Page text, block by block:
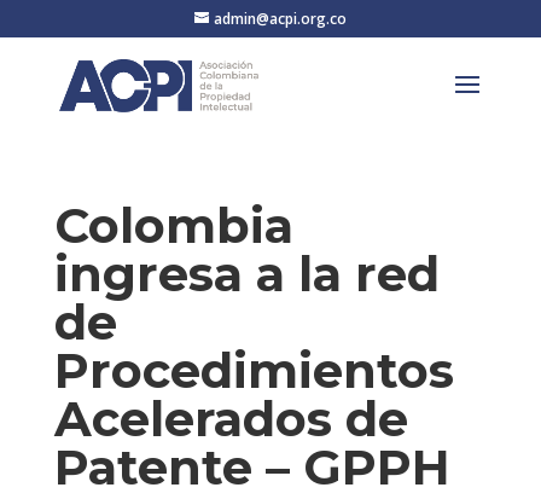
admin@acpi.org.co
Colombia
ingresa a la red
de
Procedimientos
Acelerados de
Patente – GPPH